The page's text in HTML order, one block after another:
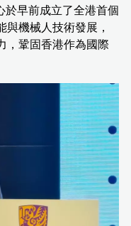
於早前成立了全港首個
機械人技術發展，
，鞏固香港作為國際